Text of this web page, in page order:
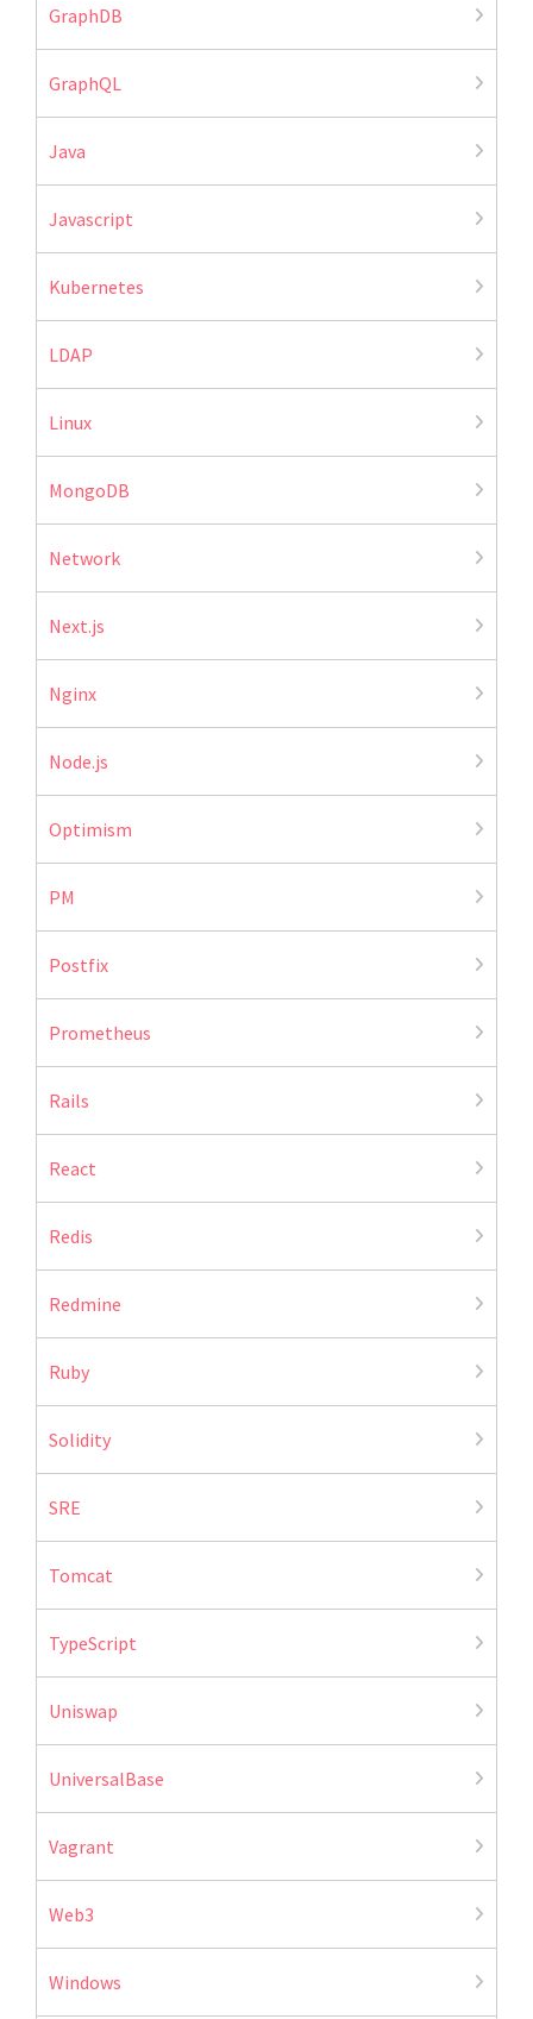
GraphDB
GraphQL
Java
Javascript
Kubernetes
LDAP
Linux
MongoDB
Network
Next.js
Nginx
Node.js
Optimism
PM
Postfix
Prometheus
Rails
React
Redis
Redmine
Ruby
Solidity
SRE
Tomcat
TypeScript
Uniswap
UniversalBase
Vagrant
Web3
Windows